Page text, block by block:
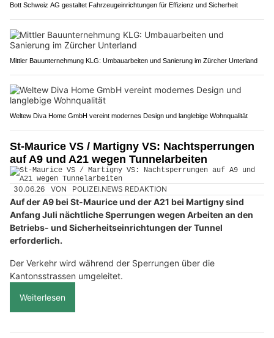
Bott Schweiz AG gestaltet Fahrzeugeinrichtungen für Effizienz und Sicherheit
Mittler Bauunternehmung KLG: Umbauarbeiten und Sanierung im Zürcher Unterland
Weltew Diva Home GmbH vereint modernes Design und langlebige Wohnqualität
St-Maurice VS / Martigny VS: Nachtsperrungen
auf A9 und A21 wegen Tunnelarbeiten
30.06.26 VON POLIZEI.NEWS REDAKTION
Auf der A9 bei St-Maurice und der A21 bei Martigny sind
Anfang Juli nächtliche Sperrungen wegen Arbeiten an den
Betriebs- und Sicherheitseinrichtungen der Tunnel
erforderlich.
Der Verkehr wird während der Sperrungen über die
Kantonsstrassen umgeleitet.
Weiterlesen